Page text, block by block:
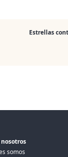
Estrellas
nosotros
somos